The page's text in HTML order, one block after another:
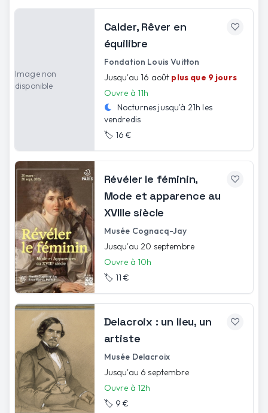
Image non
disponible
Calder, Rêver en
équilibre
Fondation Louis Vuitton
Jusqu'au 16 août plus que 9 jours
Ouvre à 11h
Nocturnes jusqu'à 21h les
vendredis
🏷️ 16 €
Révéler le féminin,
Mode et apparence au
XVIIIe siècle
Musée Cognacq-Jay
Jusqu'au 20 septembre
Ouvre à 10h
🏷️ 11 €
Delacroix : un lieu, un
artiste
Musée Delacroix
Jusqu'au 6 septembre
Ouvre à 12h
🏷️ 9 €